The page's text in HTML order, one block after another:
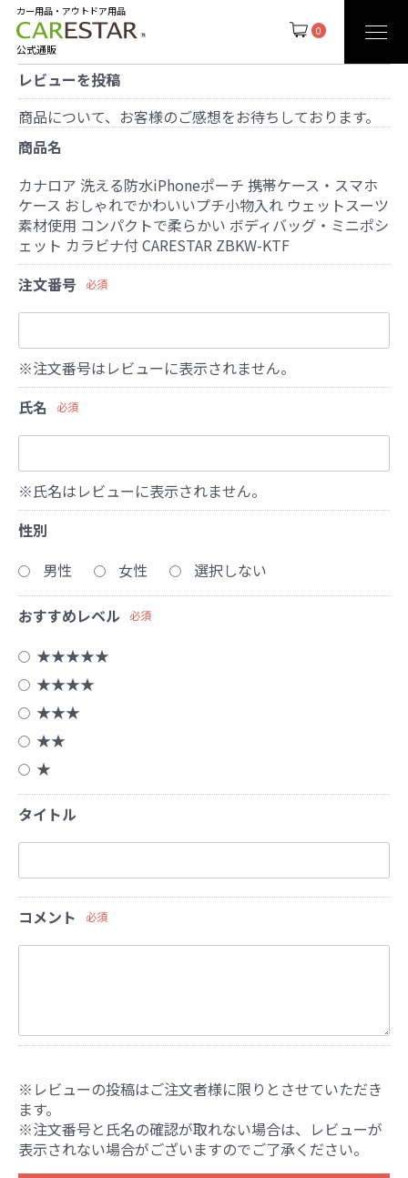
0
カー用品・アウトドア用品
公式通販
レビューを投稿
商品について、お客様のご感想をお待ちしております。
商品名
カナロア 洗える防水iPhoneポーチ 携帯ケース・スマホ
ケース おしゃれでかわいいプチ小物入れ ウェットスーツ
素材使用 コンパクトで柔らかい ボディバッグ・ミニポシ
ェット カラビナ付 CARESTAR ZBKW-KTF
注文番号
必須
※注文番号はレビューに表示されません。
氏名
必須
※氏名はレビューに表示されません。
性別
男性
女性 選択しない
おすすめレベル 必須
★★★★★
★★★★
★★★
★★
★
タイトル
コメント 必須
※レビューの投稿はご注文者様に限りとさせていただき
ます。
※注文番号と氏名の確認が取れない場合は、レビューが
表示されない場合がございますのでご了承ください。